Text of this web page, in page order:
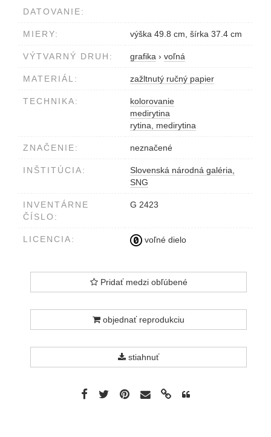
DATOVANIE:
MIERY: výška 49.8 cm, šírka 37.4 cm
VÝTVARNÝ DRUH: grafika › voľná
MATERIÁL: zažltnutý ručný papier
TECHNIKA:
kolorovanie
medirytina
rytina, medirytina
ZNAČENIE: neznačené
INŠTITÚCIA:
Slovenská národná galéria,
SNG
INVENTÁRNE
ČÍSLO:
G 2423
LICENCIA: voľné dielo
Pridať medzi obľúbené
objednať reprodukciu
stiahnuť